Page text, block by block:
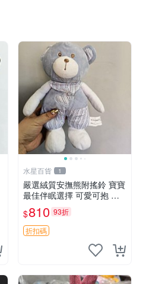
水星百貨 1
嚴選絨質安撫熊附搖鈴 寶寶
最佳伴眠選擇 可愛可抱 絨
毛玩具 安撫熊 嬰兒用
$810 93折
折扣碼